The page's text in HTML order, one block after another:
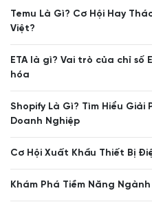
Temu Là Gì? Cơ Hội Hay
Việt?
ETA là gì? Vai trò của chỉ số
hóa
Shopify Là Gì? Tìm Hiểu
Doanh Nghiệp
Cơ Hội Xuất Khẩu Thiết Bị
Khám Phá Tiềm Năng